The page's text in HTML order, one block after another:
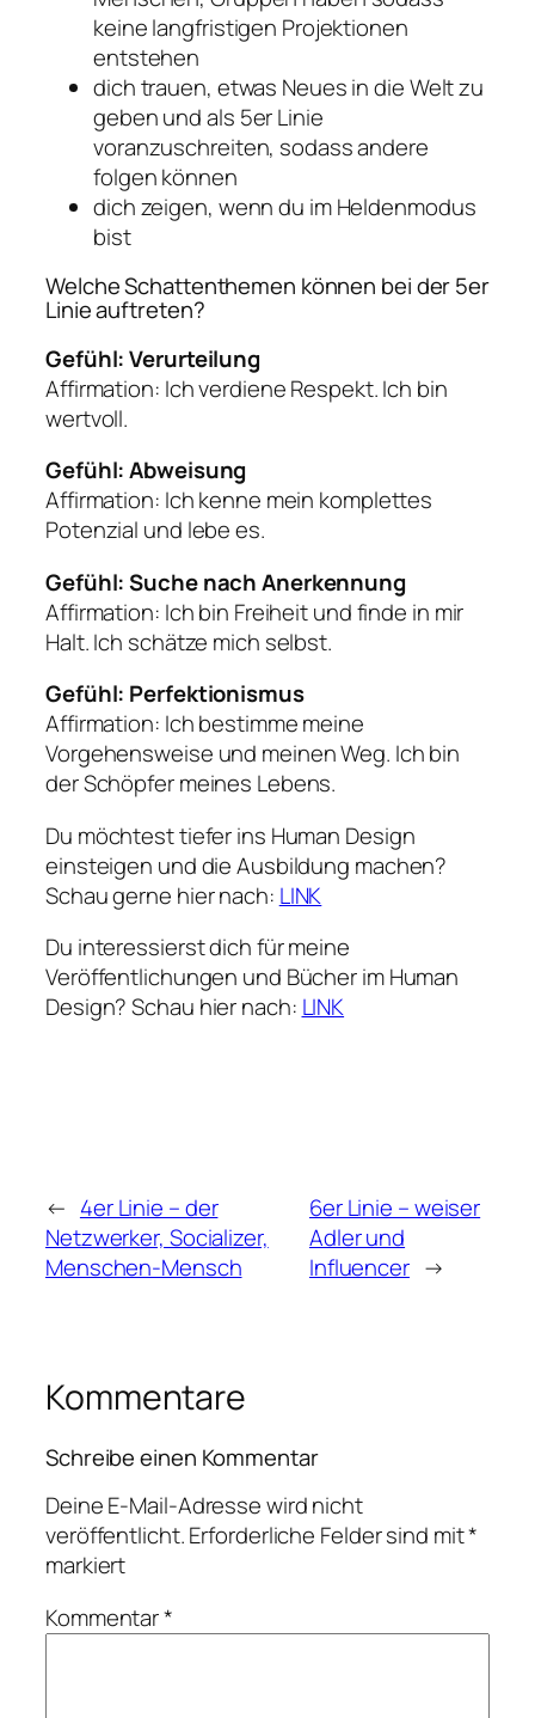
keine langfristigen Projektionen
entstehen
dich trauen, etwas Neues in die Welt zu
geben und als 5er Linie
voranzuschreiten, sodass andere
folgen können
dich zeigen, wenn du im Heldenmodus
bist
Welche Schattenthemen können bei der 5er
Linie auftreten?
Gefühl: Verurteilung
Affirmation: Ich verdiene Respekt. Ich bin
wertvoll.
Gefühl: Abweisung
Affirmation: Ich kenne mein komplettes
Potenzial und lebe es.
Gefühl: Suche nach Anerkennung
Affirmation: Ich bin Freiheit und finde in mir
Halt. Ich schätze mich selbst.
Gefühl: Perfektionismus
Affirmation: Ich bestimme meine
Vorgehensweise und meinen Weg. Ich bin
der Schöpfer meines Lebens.
Du möchtest tiefer ins Human Design
einsteigen und die Ausbildung machen?
Schau gerne hier nach: LINK
Du interessierst dich für meine
Veröffentlichungen und Bücher im Human
Design? Schau hier nach: LINK
← 4er Linie – der
Netzwerker, Socializer,
Menschen-Mensch
6er Linie – weiser
Adler und
Influencer →
Kommentare
Schreibe einen Kommentar
Deine E-Mail-Adresse wird nicht
veröffentlicht.Erforderliche Felder sind mit*
markiert
Kommentar*